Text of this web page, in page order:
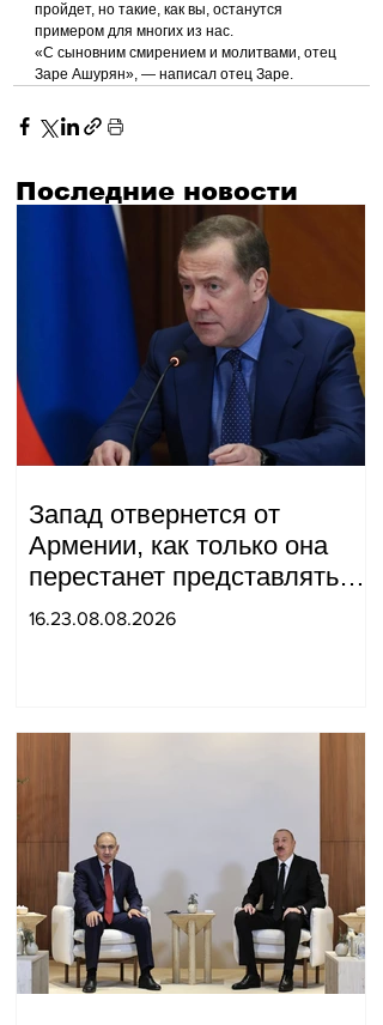
пройдет, но такие, как вы, останутся
примером для многих из нас.
«С сыновним смирением и молитвами, отец
Заре Ашурян», — написал отец Заре.
Последние новости
Запад отвернется от
Армении, как только она
перестанет представлять
для него интерес как
16.23.08.08.2026